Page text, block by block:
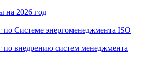
на 2026 год
Системе энергоменеджмента ISO
внедрению систем менеджмента